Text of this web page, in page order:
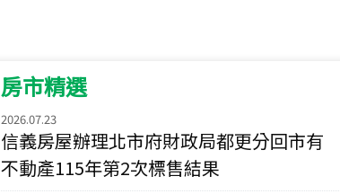
115
新北市永和區環河西路二段
115年07月 成交
房市精選
2026.07.23
信義房屋辦理北市府財政局都更分回市有
不動產115年第2次標售結果